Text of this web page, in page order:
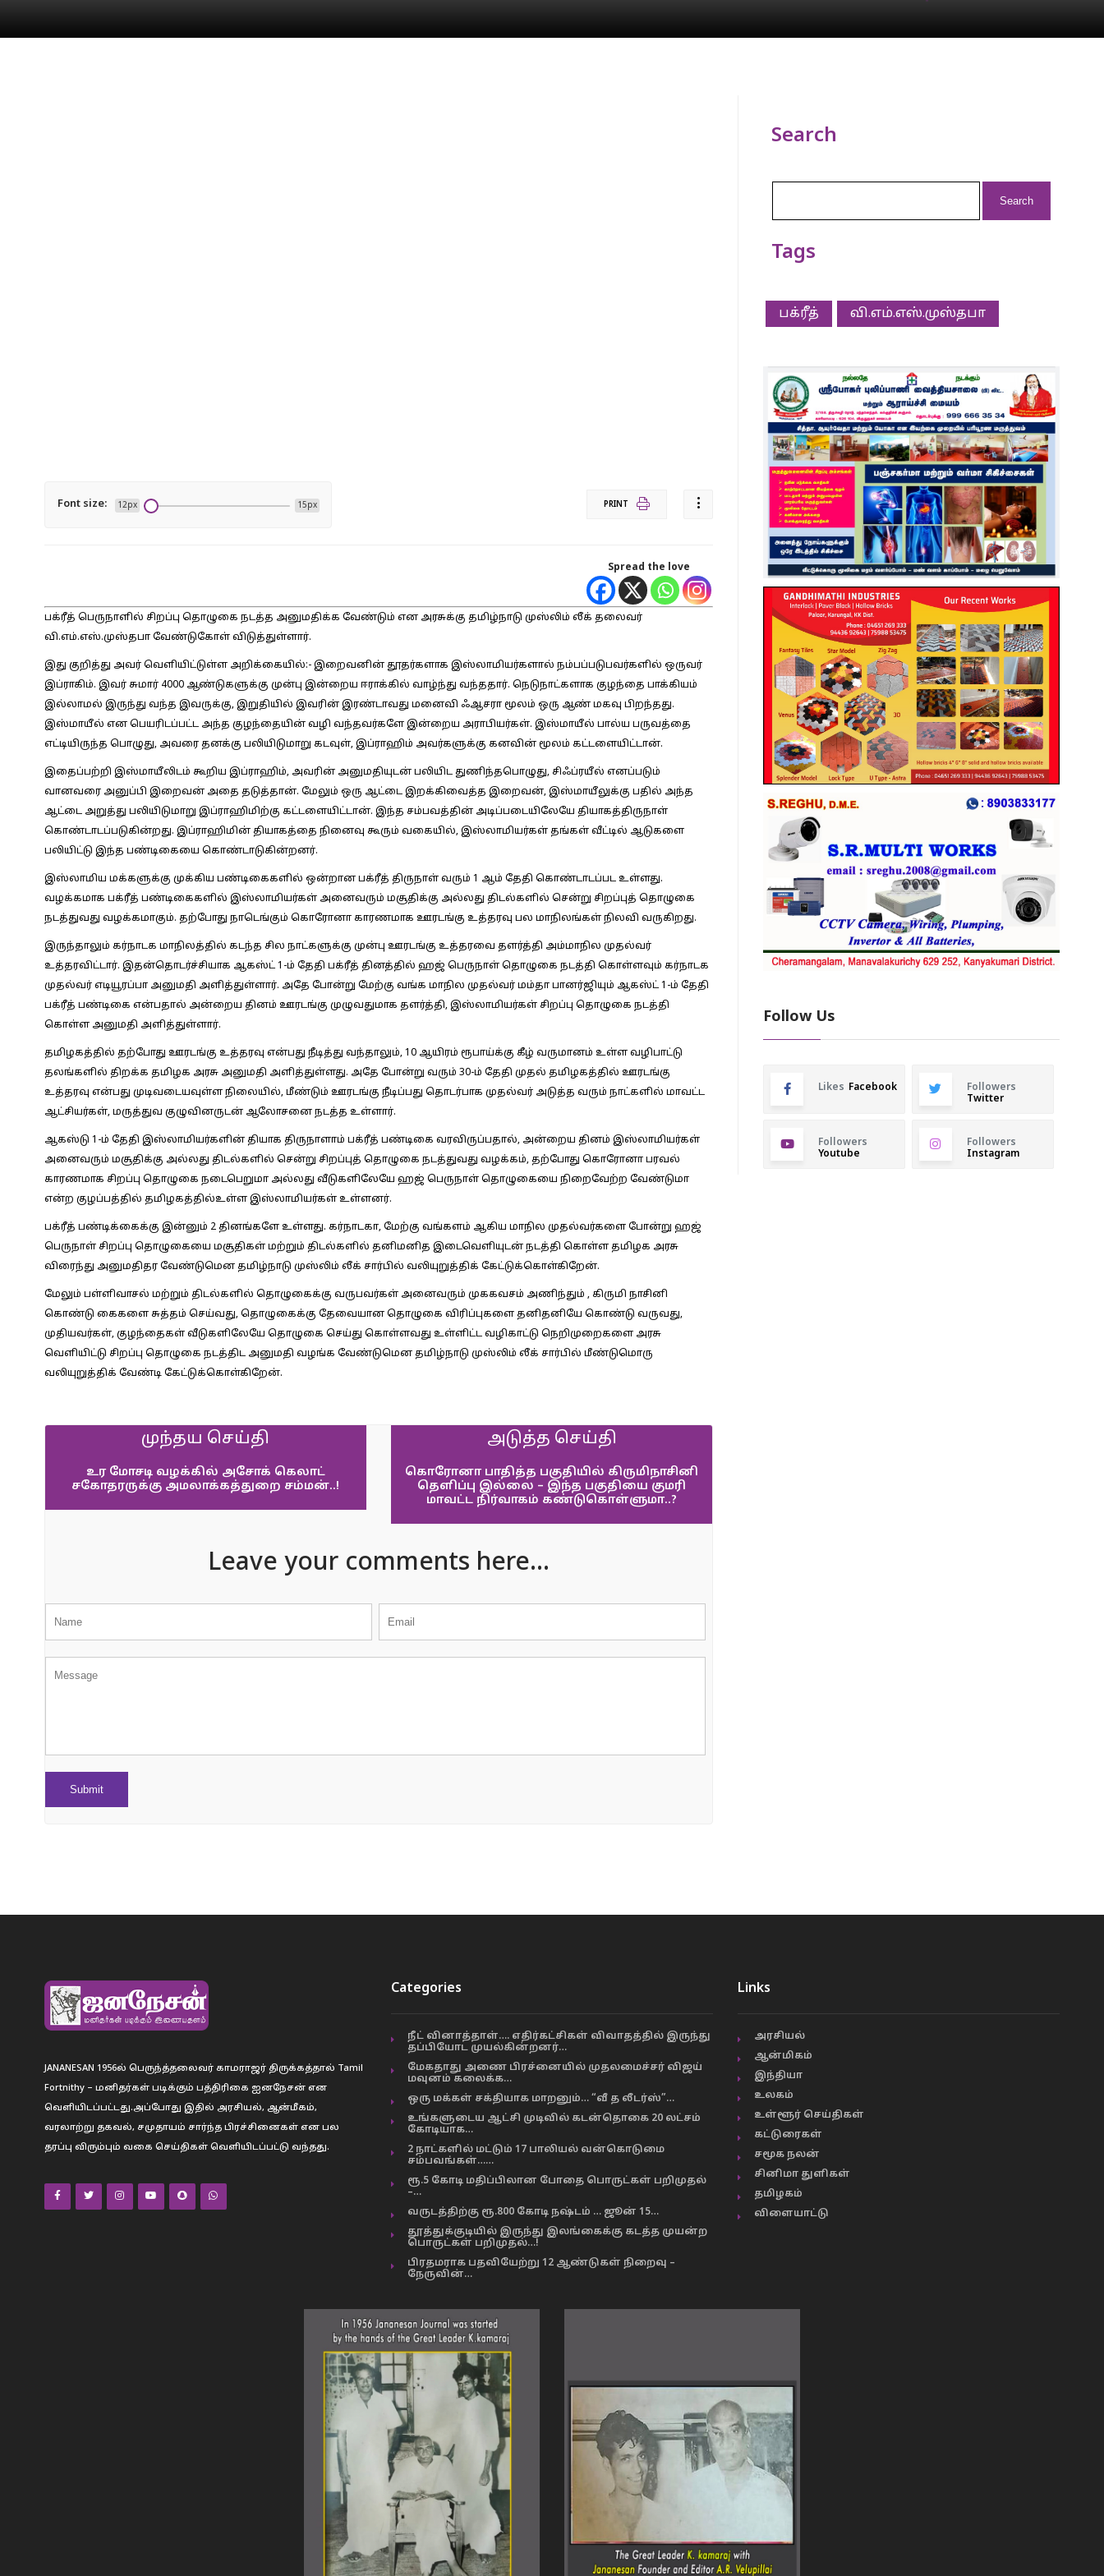
Font size: 12px 15px PRINT
Spread the love
பக்ரீத் பெருநாளில் சிறப்பு தொழுகை நடத்த அனுமதிக்க வேண்டும் என அரசுக்கு தமிழ்நாடு முஸ்லிம் லீக் தலைவர்
வி.எம்.எஸ்.முஸ்தபா வேண்டுகோள் விடுத்துள்ளார்.
இது குறித்து அவர் வெளியிட்டுள்ள அறிக்கையில்:-இறைவனின் தூதர்களாக இஸ்லாமியர்களால் நம்பப்படுபவர்களில் ஒருவர்
இப்ராகிம். இவர் சுமார் 4000 ஆண்டுகளுக்கு முன்பு இன்றைய ஈராக்கில் வாழ்ந்து வந்ததார். நெடுநாட்களாக குழந்தை பாக்கியம்
இல்லாமல் இருந்து வந்த இவருக்கு, இறுதியில் இவரின் இரண்டாவது மனைவி ஃஆசரா மூலம் ஒரு ஆண் மகவு பிறந்தது.
இஸ்மாயீல் என பெயரிடப்பட்ட அந்த குழந்தையின் வழி வந்தவர்களே இன்றைய அராபியர்கள். இஸ்மாயீல் பால்ய பருவத்தை
எட்டியிருந்த பொழுது, அவரை தனக்கு பலியிடுமாறு கடவுள், இப்ராஹிம் அவர்களுக்கு கனவின் மூலம் கட்டளையிட்டான்.
இதைப்பற்றி இஸ்மாயீலிடம் கூறிய இப்ராஹிம், அவரின் அனுமதியுடன் பலியிட துணிந்தபொழுது, சிஃப்ரயீல் எனப்படும்
வானவரை அனுப்பி இறைவன் அதை தடுத்தான். மேலும் ஒரு ஆட்டை இறக்கிவைத்த இறைவன், இஸ்மாயீலுக்கு பதில் அந்த
ஆட்டை அறுத்து பலியிடுமாறு இப்ராஹிமிற்கு கட்டளையிட்டான். இந்த சம்பவத்தின் அடிப்படையிலேயே தியாகத்திருநாள்
கொண்டாடப்படுகின்றது. இப்ராஹிமின் தியாகத்தை நினைவு கூரும் வகையில், இஸ்லாமியர்கள் தங்கள் வீட்டில் ஆடுகளை
பலியிட்டு இந்த பண்டிகையை கொண்டாடுகின்றனர்.
இஸ்லாமிய மக்களுக்கு முக்கிய பண்டிகைகளில் ஒன்றான பக்ரீத் திருநாள் வரும் 1 ஆம் தேதி கொண்டாடப்பட உள்ளது.
வழக்கமாக பக்ரீத் பண்டிகைகளில் இஸ்லாமியர்கள் அனைவரும் மசூதிக்கு அல்லது திடல்களில் சென்று சிறப்புத் தொழுகை
நடத்துவது வழக்கமாகும். தற்போது நாடெங்கும் கொரோனா காரணமாக ஊரடங்கு உத்தரவு பல மாநிலங்கள் நிலவி வருகிறது.
இருந்தாலும் கர்நாடக மாநிலத்தில் கடந்த சில நாட்களுக்கு முன்பு ஊரடங்கு உத்தரவை தளர்த்தி அம்மாநில முதல்வர்
உத்தரவிட்டார். இதன்தொடர்ச்சியாக ஆகஸ்ட் 1-ம் தேதி பக்ரீத் தினத்தில் ஹஜ் பெருநாள் தொழுகை நடத்தி கொள்ளவும் கர்நாடக
முதல்வர் எடியூரப்பா அனுமதி அளித்துள்ளார். அதே போன்று மேற்கு வங்க மாநில முதல்வர் மம்தா பானர்ஜியும் ஆகஸ்ட் 1-ம் தேதி
பக்ரீத் பண்டிகை என்பதால் அன்றைய தினம் ஊரடங்கு முழுவதுமாக தளர்த்தி, இஸ்லாமியர்கள் சிறப்பு தொழுகை நடத்தி
கொள்ள அனுமதி அளித்துள்ளார்.
தமிழகத்தில் தற்போது ஊரடங்கு உத்தரவு என்பது நீடித்து வந்தாலும், 10 ஆயிரம் ரூபாய்க்கு கீழ் வருமானம் உள்ள வழிபாட்டு
தலங்களில் திறக்க தமிழக அரசு அனுமதி அளித்துள்ளது. அதே போன்று வரும் 30-ம் தேதி முதல் தமிழகத்தில் ஊரடங்கு
உத்தரவு என்பது முடிவடையவுள்ள நிலையில், மீண்டும் ஊரடங்கு நீடிப்பது தொடர்பாக முதல்வர் அடுத்த வரும் நாட்களில் மாவட்ட
ஆட்சியர்கள், மருத்துவ குழுவினருடன் ஆலோசனை நடத்த உள்ளார்.
ஆகஸ்டு 1-ம் தேதி இஸ்லாமியர்களின் தியாக திருநாளாம் பக்ரீத் பண்டிகை வரவிருப்பதால், அன்றைய தினம் இஸ்லாமியர்கள்
அனைவரும் மசூதிக்கு அல்லது திடல்களில் சென்று சிறப்புத் தொழுகை நடத்துவது வழக்கம், தற்போது கொரோனா பரவல்
காரணமாக சிறப்பு தொழுகை நடைபெறுமா அல்லது வீடுகளிலேயே ஹஜ் பெருநாள் தொழுகையை நிறைவேற்ற வேண்டுமா
என்ற குழப்பத்தில் தமிழகத்தில்உள்ள இஸ்லாமியர்கள் உள்ளனர்.
பக்ரீத் பண்டிக்கைக்கு இன்னும் 2 தினங்களே உள்ளது. கர்நாடகா, மேற்கு வங்களம் ஆகிய மாநில முதல்வர்களை போன்று ஹஜ்
பெருநாள் சிறப்பு தொழுகையை மசூதிகள் மற்றும் திடல்களில் தனிமனித இடைவெளியுடன் நடத்தி கொள்ள தமிழக அரசு
விரைந்து அனுமதிதர வேண்டுமென தமிழ்நாடு முஸ்லிம் லீக் சார்பில் வலியுறுத்திக் கேட்டுக்கொள்கிறேன்.
மேலும் பள்ளிவாசல் மற்றும் திடல்களில் தொழுகைக்கு வருபவர்கள் அனைவரும் முககவசம் அணிந்தும் , கிருமி நாசினி
கொண்டு கைகளை சுத்தம் செய்வது, தொழுகைக்கு தேவையான தொழுகை விரிப்புகளை தனிதனியே கொண்டு வருவது,
முதியவர்கள், குழந்தைகள் வீடுகளிலேயே தொழுகை செய்து கொள்ளவது உள்ளிட்ட வழிகாட்டு நெறிமுறைகளை அரசு
வெளியிட்டு சிறப்பு தொழுகை நடத்திட அனுமதி வழங்க வேண்டுமென தமிழ்நாடு முஸ்லிம் லீக் சார்பில் மீண்டுமொரு
வலியுறுத்திக் வேண்டி கேட்டுக்கொள்கிறேன்.
முந்தய செய்தி
உர மோசடி வழக்கில் அசோக் கெலாட்
சகோதரருக்கு அமலாக்கத்துறை சம்மன்..!
அடுத்த செய்தி
கொரோனா பாதித்த பகுதியில் கிருமிநாசினி
தெளிப்பு இல்லை – இந்த பகுதியை குமரி
மாவட்ட நிர்வாகம் கண்டுகொள்ளுமா..?
Leave your comments here...
Search
Tags
பக்ரீத் வி.எம்.எஸ்.முஸ்தபா
Follow Us
Likes Facebook
Followers
Twitter
Followers
Youtube
Followers
Instagram
JANANESAN 1956ல் பெருந்த்தலைவர் காமராஜர் திருக்கத்தால் Tamil
Fortnithy – மனிதர்கள் படிக்கும் பத்திரிகை ஐனநேசன் என
வெளியிடப்பட்டது.அப்போது இதில் அரசியல், ஆன்மீகம்,
வரலாற்று தகவல், சமுதாயம் சார்ந்த பிரச்சினைகள் என பல
தரப்பு விரும்பும் வகை செய்திகள் வெளியிடப்பட்டு வந்தது.
Categories
நீட் வினாத்தாள்…. எதிர்கட்சிகள் விவாதத்தில் இருந்து
தப்பியோட முயல்கின்றனர்…
மேகதாது அணை பிரச்னையில் முதலமைச்சர் விஜய்
மவுனம் கலைக்க…
ஒரு மக்கள் சக்தியாக மாறனும்… “வீ த லீடர்ஸ்”…
உங்களுடைய ஆட்சி முடிவில் கடன்தொகை 20 லட்சம்
கோடியாக…
2 நாட்களில் மட்டும் 17 பாலியல் வன்கொடுமை
சம்பவங்கள்……
ரூ.5 கோடி மதிப்பிலான போதை பொருட்கள் பறிமுதல்
–…
வருடத்திற்கு ரூ.800 கோடி நஷ்டம் … ஜூன் 15…
தூத்துக்குடியில் இருந்து இலங்கைக்கு கடத்த முயன்ற
பொருட்கள் பறிமுதல்…!
பிரதமராக பதவியேற்று 12 ஆண்டுகள் நிறைவு –
நேருவின்…
Links
அரசியல்
ஆன்மிகம்
இந்தியா
உலகம்
உள்ளூர் செய்திகள்
கட்டுரைகள்
சமூக நலன்
சினிமா துளிகள்
தமிழகம்
விளையாட்டு